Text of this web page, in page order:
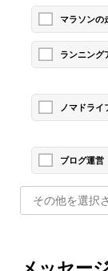
マラソンの
ランニング
ノマドライ
ブログ運営